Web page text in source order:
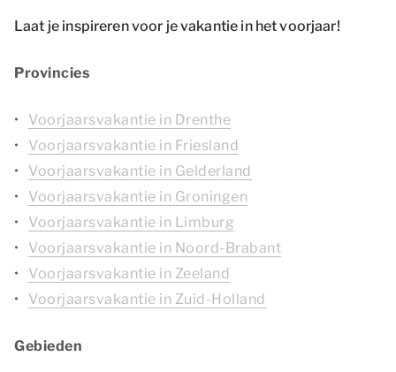
Laat je inspireren voor je vakantie in het voorjaar!
Provincies
Voorjaarsvakantie in Drenthe
Voorjaarsvakantie in Friesland
Voorjaarsvakantie in Gelderland
Voorjaarsvakantie in Groningen
Voorjaarsvakantie in Limburg
Voorjaarsvakantie in Noord-Brabant
Voorjaarsvakantie in Zeeland
Voorjaarsvakantie in Zuid-Holland
Gebieden